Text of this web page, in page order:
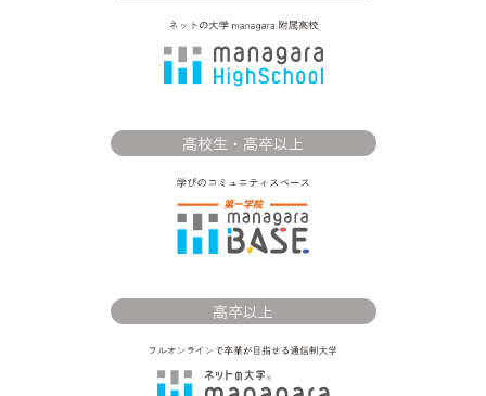
高校生・高卒以上
高卒以上